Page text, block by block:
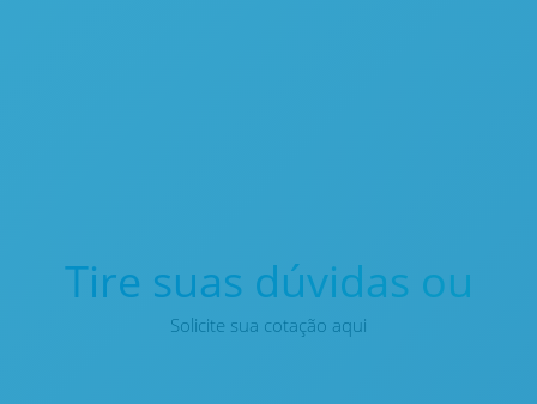
Tire suas dúvidas ou
Solicite sua cotação aqui